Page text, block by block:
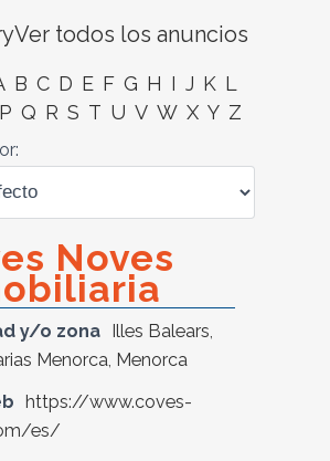
Ver todos los anuncios
B C D E F G H I J K L
P Q R S T U V W X Y Z
Noves
y/o zona Illes Balears,
Menorca, Menorca
https://www.coves-
es/